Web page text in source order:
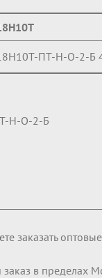
ПТ-Н-О-2-Б
Н-О-2-Б
заказать
в пределах